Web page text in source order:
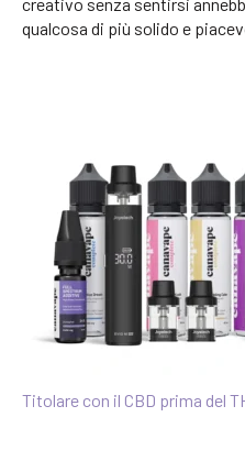
qualcosa di più solido e
Titolare con il CBD prima del